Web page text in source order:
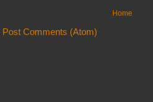
Home
Post Comments (Atom)